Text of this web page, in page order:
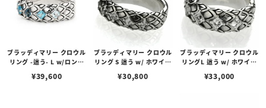
ブラッディマリー クロウル
リング -這う- L w/ロンド
ブルートパーズ/スイスブ
¥39,600
ブラッディマリー クロウル
リング S 這う w/ ホワイト
¥30,800
ブラッディマリー クロウル
リングL 這う w/ ホワイト
¥33,000